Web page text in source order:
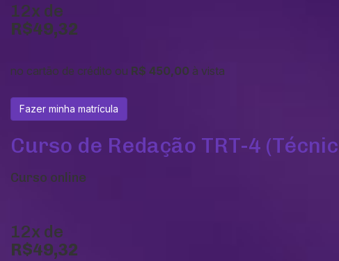
12x de
R$49,32
no cartão de crédito ou R$ 450,00 à vista
Fazer minha matrícula
Curso de Redação TRT-4
Curso online
12x de
R$49,32